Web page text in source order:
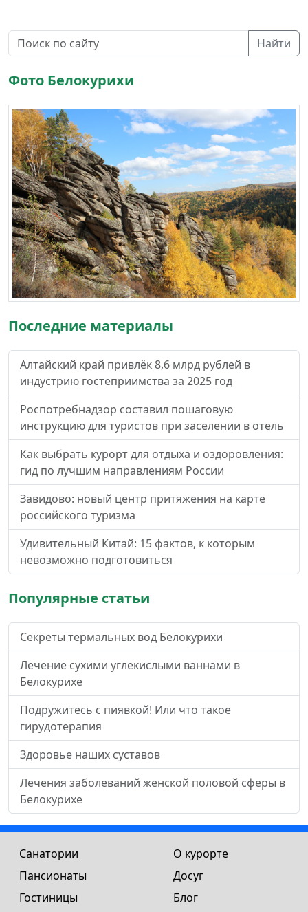
Найти
Фото Белокурихи
Последние материалы
Алтайский край привлёк 8,6 млрд рублей в
индустрию гостеприимства за 2025 год
Роспотребнадзор составил пошаговую
инструкцию для туристов при заселении в отель
Как выбрать курорт для отдыха и оздоровления:
гид по лучшим направлениям России
Завидово: новый центр притяжения на карте
российского туризма
Удивительный Китай: 15 фактов, к которым
невозможно подготовиться
Популярные статьи
Секреты термальных вод Белокурихи
Лечение сухими углекислыми ваннами в
Белокурихе
Подружитесь с пиявкой! Или что такое
гирудотерапия
Здоровье наших суставов
Лечения заболеваний женской половой сферы в
Белокурихе
Санатории
Пансионаты
Гостиницы
О курорте
Досуг
Блог